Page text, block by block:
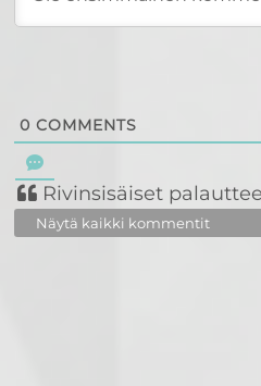
0 COMMENTS
Rivinsisäiset
Näytä kaikki kommentit